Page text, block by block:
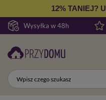
Wysyłka w 48h
12% TANIEJ?